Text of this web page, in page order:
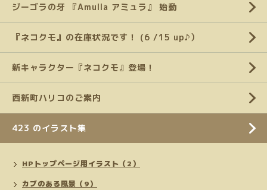
ジーゴラの牙 『Amulla アミュラ』 始動
『ネコクモ』の在庫状況です！ (6 /15 up♪）
新キャラクター『ネコクモ』登場！
西新町ハリコのご案内
423 のイラスト集
HPトップページ用イラスト（2）
カブのある風景（9）